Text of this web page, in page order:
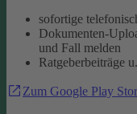
sofortige
Dokumenten-
und Fall melden
Ratgeberbeiträge
Zum Google Play